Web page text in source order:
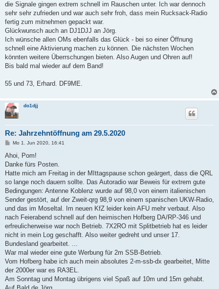
die Signale gingen extrem schnell im Rauschen unter. Ich war dennoch
sehr sehr zufrieden und war auch sehr froh, dass mein Rucksack-Radio
fertig zum mitnehmen gepackt war.
Glückwunsch auch an DJ1DJJ an Jörg.
Ich wünsche allen OMs ebenfalls das Glück - bei so einer Öffnung
schnell eine Aktivierung machen zu können. Die nächsten Wochen
könnten weitere Überrschungen bieten. Also Augen und Ohren auf!
Bis bald mal wieder auf dem Band!
55 und 73, Erhard. DF9ME.
do1djj
Re: Jahrzehntöffnung am 29.5.2020
B
i
r
a
Mo 1. Jun 2020, 16:41
Ahoi, Pom!
Danke fürs Posten.
Hatte mich am Freitag in der MIttagspause schon geärgert, dass die QRL
so lange noch dauern sollte. Das Autoradio war Beweis für extrem gute
Bedingungen: Antenne Koblenz wurde auf 98,0 von einem italienischen
Sender gestört, auf der Zweit-qrg 98,9 von einem spanischen UKW-Radio,
und das im Moseltal. Im neuen KfZ leider kein AFU mehr verbaut. Also
nach Feierabend schnell auf den heimischen Hofberg DA/RP-346 und
erfreulicherweise war noch Betrieb. 7X2RO mit Splitbetrieb hat es leider
nicht in mein Log geschafft. Also weiter gedreht und unser 17.
Bundesland gearbeitet. ...
War mal wieder eine gute Werbung für 2m SSB-Betrieb.
Vom Hofberg habe ich auch mein absolutes 2-m-ssb-dx gearbeitet, Mitte
der 2000er war es RA3EL.
Am Sonntag und Montag übrigens viel Spaß auf 10m und 15m gehabt.